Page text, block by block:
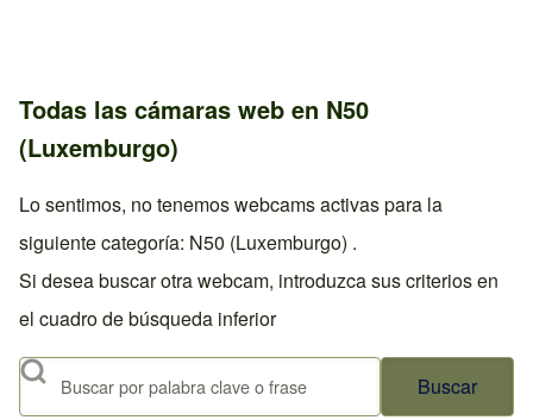
Todas las cámaras web en N50
(Luxemburgo)
Lo sentimos, no tenemos webcams activas para la
siguiente categoría: N50 (Luxemburgo) .
Si desea buscar otra webcam, introduzca sus criterios en
el cuadro de búsqueda inferior
Buscar